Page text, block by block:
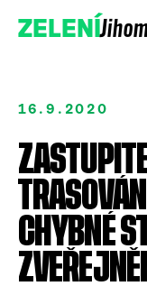
ZELENÍ
Podpořte
16.9.2020
CHYBNÉ